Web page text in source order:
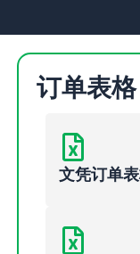
订单表格
文凭订单